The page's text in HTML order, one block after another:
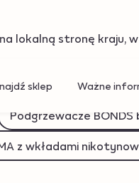
lokalną stronę kraju,
sklep Ważne
Podgrzewacze BONDS
z wkładami